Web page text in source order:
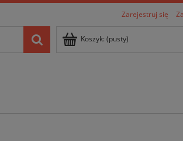
Zarejestruj się
Koszyk: (pusty)